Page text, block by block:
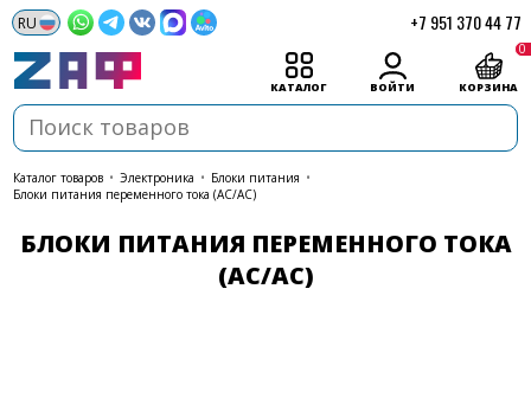
+7 951 370 44 77
КАТАЛОГ ВОЙТИ КОРЗИНА
0
каталог товаров • Электроника • Блоки питания •
Блоки питания переменного тока (AC/AC)
БЛОКИ ПИТАНИЯ ПЕРЕМЕННОГО ТОКА
(AC/AC)